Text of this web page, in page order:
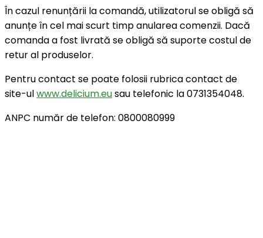
În cazul renunțării la comandă, utilizatorul se obligă să
anunțe în cel mai scurt timp anularea comenzii. Dacă
comanda a fost livrată se obligă să suporte costul de
retur al produselor.
Pentru contact se poate folosii rubrica contact de
site-ulwww.delicium.eusau telefonic la 0731354048.
ANPC număr de telefon: 0800080999